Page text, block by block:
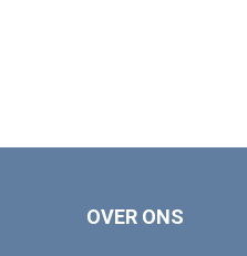
OVER ONS